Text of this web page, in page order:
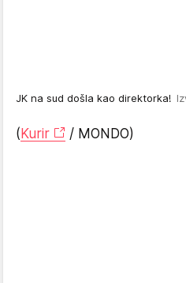
JK na sud došla kao direktorka!
( Kurir / MONDO)